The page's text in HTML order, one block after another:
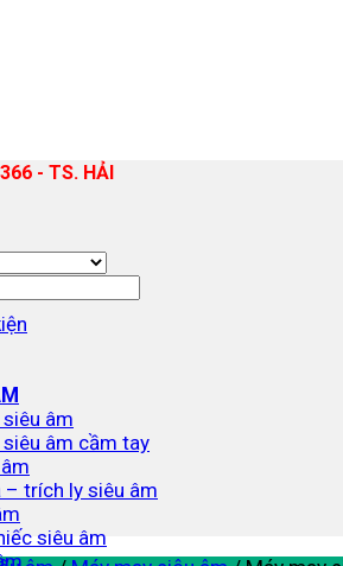
âm
âm cầm tay
– trích ly siêu âm
siêu âm
- TS. HẢI